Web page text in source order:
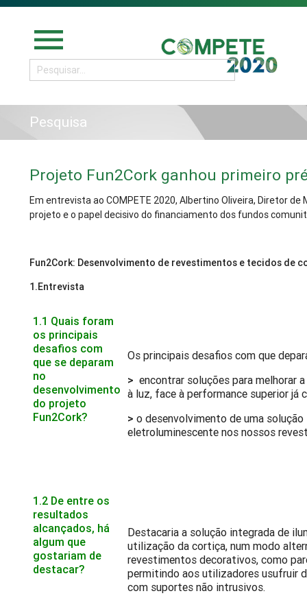
menu
Pesquisa
Projeto Fun2Cork ganhou primeiro
Em entrevista ao COMPETE 2020, Albertino Oliveira, Diretor
projeto e o papel decisivo do financiamento dos fundos
Fun2Cork: Desenvolvimento de revestimentos e tecidos de
1.Entrevista
1.1 Quais foram
os principais
desafios com
que se deparam
no
desenvolvimento
do projeto
Fun2Cork?
Os principais desafios com que
> encontrar soluções para melhorar
à luz, face à performance superior já
> o desenvolvimento de uma
eletroluminescente nos nossos
1.2 De entre os
resultados
alcançados, há
algum que
gostariam de
destacar?
Destacaria a solução integrada de
utilização da cortiça, num modo
revestimentos decorativos, como
permitindo aos utilizadores usufruir
com suportes não intrusivos.